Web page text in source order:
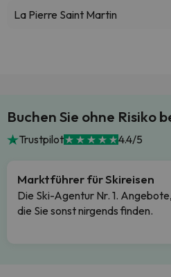
La Pierre Saint Martin
Buchen Sie ohne Risiko
Trustpilot 4.4/5
Marktführer für Skireisen
Die Ski-Agentur Nr. 1. Angebote,
die Sie sonst nirgends finden.